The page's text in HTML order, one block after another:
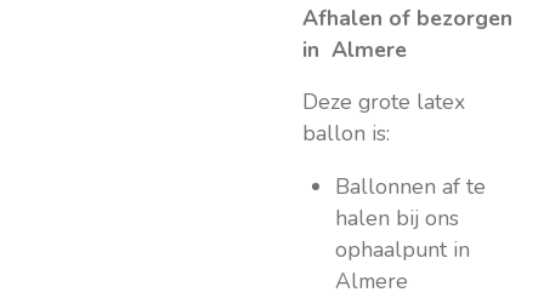
Afhalen of bezorgen
in Almere
Deze grote latex
ballon is:
Ballonnen af te
halen bij ons
ophaalpunt in
Almere